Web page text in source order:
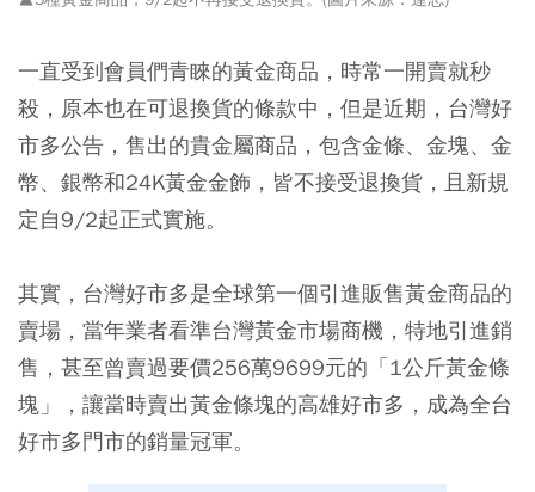
一直受到會員們青睞的黃金商品，時常一開賣就秒
殺，原本也在可退換貨的條款中，但是近期，台灣好
市多公告，售出的貴金屬商品，包含金條、金塊、金
幣、銀幣和24K黃金金飾，皆不接受退換貨，且新規
定自9/2起正式實施。
其實，台灣好市多是全球第一個引進販售黃金商品的
賣場，當年業者看準台灣黃金市場商機，特地引進銷
售，甚至曾賣過要價256萬9699元的「1公斤黃金條
塊」，讓當時賣出黃金條塊的高雄好市多，成為全台
好市多門市的銷量冠軍。